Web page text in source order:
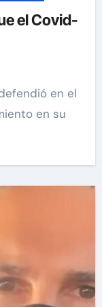
el Covid-
en su